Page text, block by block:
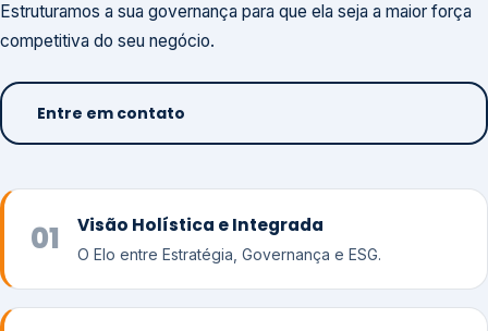
Estruturamos a sua governança para que ela seja a maior força
competitiva do seu negócio.
Entre em contato
01 Visão Holística e Integrada
O Elo entre Estratégia, Governança e ESG.